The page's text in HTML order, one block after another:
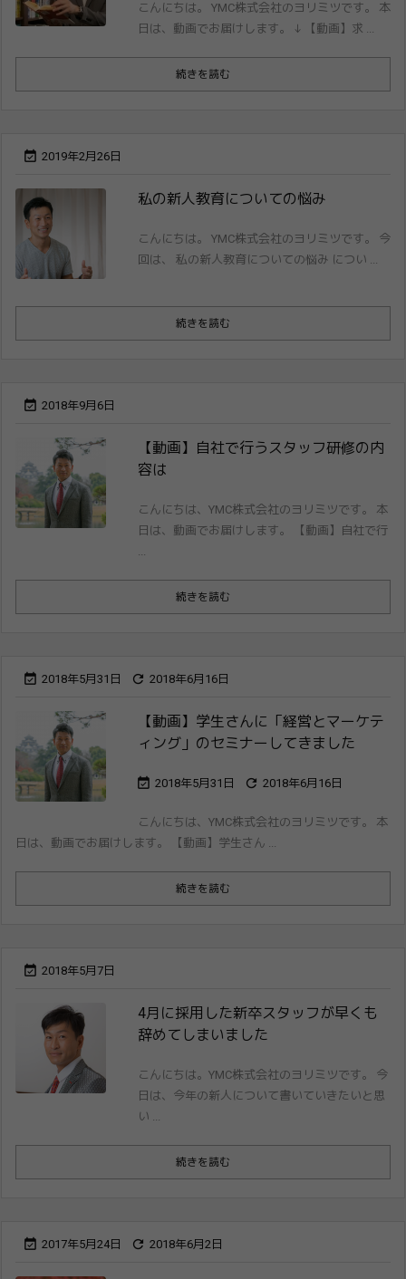
こんにちは。 YMC株式会社のヨリミツです。 本
日は、動画でお届けします。 ↓ 【動画】求 ...
続きを読む
 2019年2月26日
私の新人教育についての悩み
こんにちは。 YMC株式会社のヨリミツです。 今
回は、 私の新人教育についての悩み につい ...
続きを読む
 2018年9月6日
【動画】自社で行うスタッフ研修の内
容は
こんにちは、YMC株式会社のヨリミツです。 本
日は、動画でお届けします。 【動画】自社で行
...
続きを読む
 2018年5月31日  2018年6月16日
【動画】学生さんに「経営とマーケテ
ィング​」のセミナーしてきました
 2018年5月31日  2018年6月16日
こんにちは、YMC株式会社のヨリミツです。 本
日は、動画でお届けします。 【動画】学生さん ...
続きを読む
 2018年5月7日
4月に採用した新卒スタッフが早くも
辞めて​しまいました
こんにちは。YMC株式会社のヨリミツです。 今
日は、今年の新人について書いていきたいと思
い ...
続きを読む
 2017年5月24日  2018年6月2日